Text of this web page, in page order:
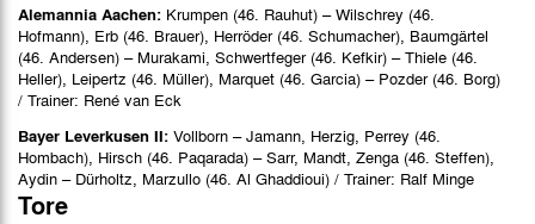
Alemannia Aachen: Krumpen (46. Rauhut) – Wilschrey (46.
Hofmann), Erb (46. Brauer), Herröder (46. Schumacher), Baumgärtel
(46. Andersen) – Murakami, Schwertfeger (46. Kefkir) – Thiele (46.
Heller), Leipertz (46. Müller), Marquet (46. Garcia) – Pozder (46. Borg)
/ Trainer: René van Eck
Bayer Leverkusen II: Vollborn – Jamann, Herzig, Perrey (46.
Hombach), Hirsch (46. Paqarada) – Sarr, Mandt, Zenga (46. Steffen),
Aydin – Dürholtz, Marzullo (46. Al Ghaddioui) / Trainer: Ralf Minge
Tore